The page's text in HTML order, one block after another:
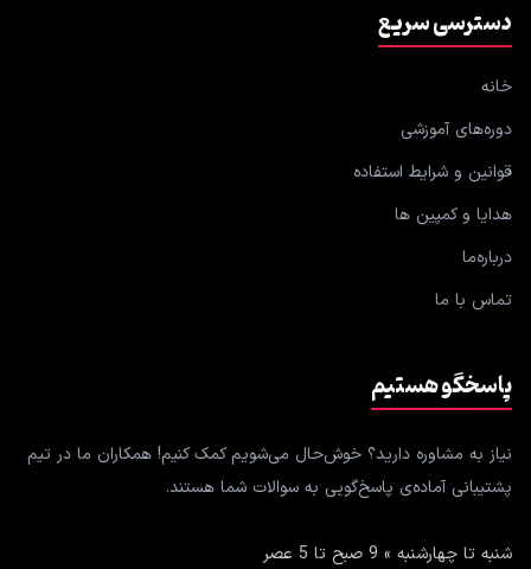
دسترسی سریع
خانه
دوره‌های آموزشی
قوانین و شرایط استفاده
هدایا و کمپین ها
درباره‌ما
تماس با ما
پاسخگو هستیم
نیاز به مشاوره دارید؟ خوش‌حال می‌شویم کمک کنیم! همکاران ما در تیم
پشتیبانی آماده‌ی پاسخ‌گویی به سوالات شما هستند.
شنبه تا چهارشنبه » 9 صبح تا 5 عصر